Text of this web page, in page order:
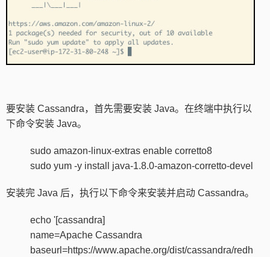
要安装 Cassandra，首先需要安装 Java。在终端中执行以
下命令安装 Java。
sudo amazon-linux-extras enable corretto8
sudo yum -y install java-1.8.0-amazon-corretto-devel
安装完 Java 后，执行以下命令来安装并启动 Cassandra。
echo '[cassandra]
name=Apache Cassandra
baseurl=https://www.apache.org/dist/cassandra/redh